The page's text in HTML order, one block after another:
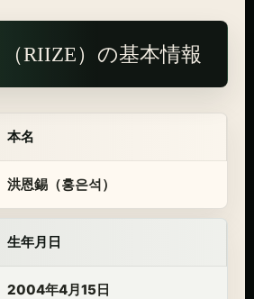
RIIZE）の基本情報
本名
洪恩錫（홍은석）
生年月日
2004年4月15日